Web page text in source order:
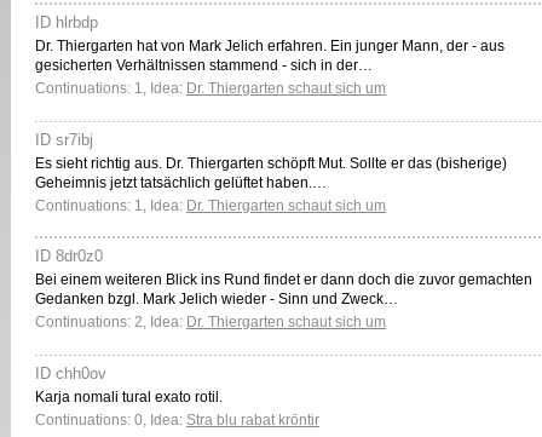
ID hlrbdp
Dr. Thiergarten hat von Mark Jelich erfahren. Ein junger Mann, der - aus
gesicherten Verhältnissen stammend - sich in der…
Continuations: 1, Idea: Dr. Thiergarten schaut sich um
ID sr7ibj
Es sieht richtig aus. Dr. Thiergarten schöpft Mut. Sollte er das (bisherige)
Geheimnis jetzt tatsächlich gelüftet haben.…
Continuations: 1, Idea: Dr. Thiergarten schaut sich um
ID 8dr0z0
Bei einem weiteren Blick ins Rund findet er dann doch die zuvor gemachten
Gedanken bzgl. Mark Jelich wieder - Sinn und Zweck…
Continuations: 2, Idea: Dr. Thiergarten schaut sich um
ID chh0ov
Karja nomali tural exato rotil.
Continuations: 0, Idea: Stra blu rabat kröntir